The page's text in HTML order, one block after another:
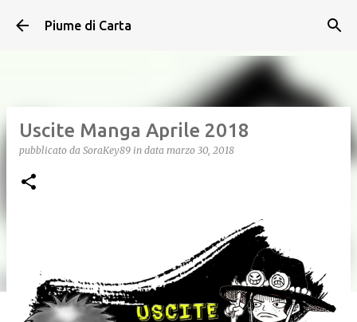
Passa ai contenuti principali
Piume di Carta
Uscite Manga Aprile 2018
pubblicato da SoraKey89 in data marzo 30, 2018